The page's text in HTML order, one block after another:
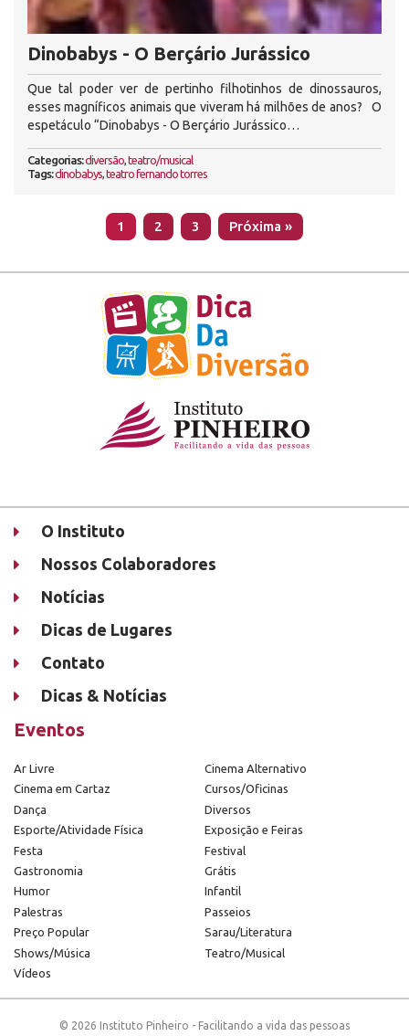
Dinobabys - O Berçário Jurássico
Que tal poder ver de pertinho filhotinhos de dinossauros,
esses magníficos animais que viveram há milhões de anos? O
espetáculo “Dinobabys - O Berçário Jurássico…
Categorias:diversão,teatro/musical
Tags:dinobabys,teatro fernando torres
1 2 3 Próxima »
O Instituto
Nossos Colaboradores
Notícias
Dicas de Lugares
Contato
Dicas & Notícias
Eventos
Ar Livre
Cinema Alternativo
Cinema em Cartaz
Cursos/Oficinas
Dança
Diversos
Esporte/Atividade Física
Exposição e Feiras
Festa
Festival
Gastronomia
Grátis
Humor
Infantil
Palestras
Passeios
Preço Popular
Sarau/Literatura
Shows/Música
Teatro/Musical
Vídeos
© 2026 Instituto Pinheiro - Facilitando a vida das pessoas